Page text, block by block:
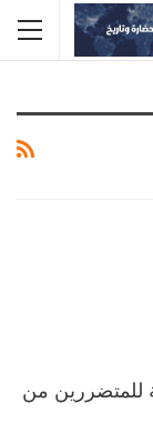
للمتضررين من